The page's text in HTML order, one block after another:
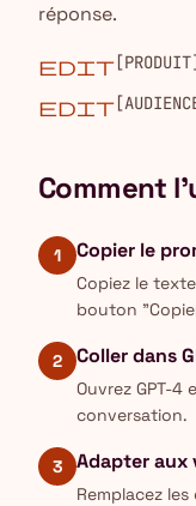
réponse.
edit
edit
Comment
1 Copier le
Copiez le
bouton
2 Coller dans
Ouvrez GPT-
conversation.
3 Adapter aux
Remplacez